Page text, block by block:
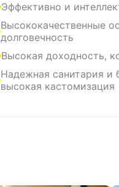
Эффективно и
Высококачественные
долговечность
Высокая доходность,
Надежная санитария и
высокая кастомизация